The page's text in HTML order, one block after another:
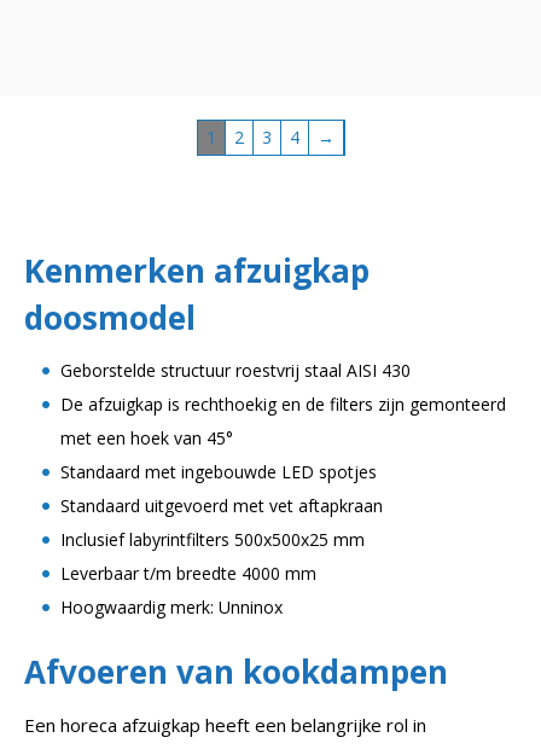
1 2 3 4 →
Kenmerken afzuigkap
doosmodel
Geborstelde structuur roestvrij staal AISI 430
De afzuigkap is rechthoekig en de filters zijn gemonteerd
met een hoek van 45°
Standaard met ingebouwde LED spotjes
Standaard uitgevoerd met vet aftapkraan
Inclusief labyrintfilters 500x500x25 mm
Leverbaar t/m breedte 4000 mm
Hoogwaardig merk: Unninox
Afvoeren van kookdampen
Een horeca afzuigkap heeft een belangrijke rol in